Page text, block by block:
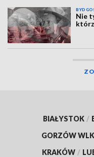
Nie
BIAŁYSTOK /
GORZÓW
KRAKÓW /